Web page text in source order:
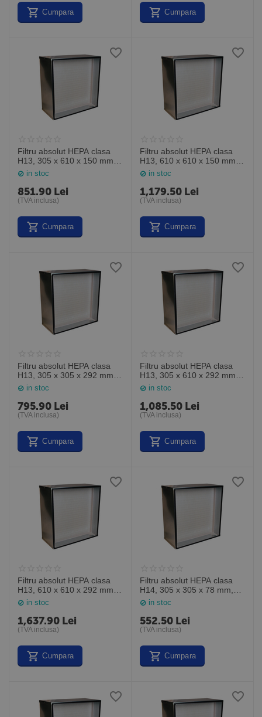
Cumpara Cumpara
Filtru absolut HEPA clasa
H13, 305 x 610 x 150 mm,
MP131224M6, General
Filter Italia
in stoc
851.90 Lei
(TVA inclusa)
Cumpara
Filtru absolut HEPA clasa
H13, 610 x 610 x 150 mm,
MP132424M6, General
Filter Italia
in stoc
1,179.50 Lei
(TVA inclusa)
Cumpara
Filtru absolut HEPA clasa
H13, 305 x 305 x 292 mm,
MP131212M2, General
Filter Italia
in stoc
795.90 Lei
(TVA inclusa)
Cumpara
Filtru absolut HEPA clasa
H13, 305 x 610 x 292 mm,
MP131224M2, General
Filter Italia
in stoc
1,085.50 Lei
(TVA inclusa)
Cumpara
Filtru absolut HEPA clasa
H13, 610 x 610 x 292 mm,
MP132424M2, General
Filter Italia
in stoc
1,637.90 Lei
(TVA inclusa)
Cumpara
Filtru absolut HEPA clasa
H14, 305 x 305 x 78 mm,
MP141212M3, General
Filter Italia
in stoc
552.50 Lei
(TVA inclusa)
Cumpara